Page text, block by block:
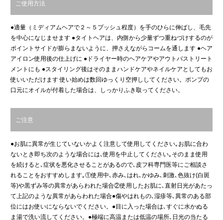
ご使用方法
●適量（ミディアムヘアで２～５プッシュ程度）を手のひらに伸ばし、毛先
を中心になじませます ●タイトヘアは、内側から少量ずつ重ねづけするのが
ポイントサイドが膨らまないように、押さえながらコームを通します ●ヘア
アイロン使用後の仕上げに ●ドライヤー時のヘアケアやアウトバストリート
メントにも ●スタイリング後はそのままハンドケアやネイルケアとしてもお
使いいただけます 使い始めは数回ゆっくり空押ししてください。ポンプの
口元にオイルが付着した場合は、しっかりふき取ってください。
ご注意
●お肌に異常が生じていないかよく注意して使用してください｡お肌に合わ
ないとき即ち次のような場合には､使用を中止してください｡そのまま使用
を続けると､症状を悪化させることがあるので､皮フ科専門医等にご相談さ
れることをおすすめします｡①使用中､赤み､はれ､かゆみ､刺激､色抜け(白斑
等)や黒ずみ等の異常があらわれた場合②使用したお肌に､直射日光があたっ
て上記のような異常があらわれた場合●傷やはれもの､湿疹等､異常のある部
位にはお使いにならないでください。●目に入った場合は､すぐに水かぬる
ま湯で洗い流してください。●極端に高温または低温の場所､日光の当たる